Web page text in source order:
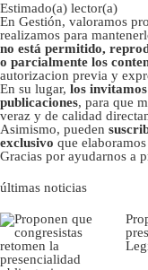
Estimado(a) lector(a)
En Gestión, valoramos
realizamos para
no está permitido,
o parcialmente los
autorizacion previa y
En su lugar, los
publicaciones, para que
veraz y de calidad
Asimismo, pueden
exclusivo que
Gracias por ayudarnos a
últimas noticias